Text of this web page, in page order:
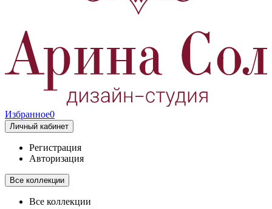
Избранное0
Личный кабинет
Регистрация
Авторизация
Все коллекции
Все коллекции